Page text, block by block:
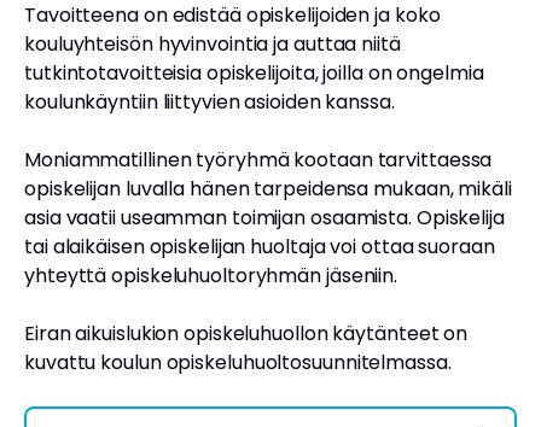
Tavoitteena on edistää opiskelijoiden ja koko
kouluyhteisön hyvinvointia ja auttaa niitä
tutkintotavoitteisia opiskelijoita, joilla on ongelmia
koulunkäyntiin liittyvien asioiden kanssa.
Moniammatillinen työryhmä kootaan tarvittaessa
opiskelijan luvalla hänen tarpeidensa mukaan, mikäli
asia vaatii useamman toimijan osaamista. Opiskelija
tai alaikäisen opiskelijan huoltaja voi ottaa suoraan
yhteyttä opiskeluhuoltoryhmän jäseniin.
Eiran aikuislukion opiskeluhuollon käytänteet on
kuvattu koulunopiskeluhuoltosuunnitelmassa.